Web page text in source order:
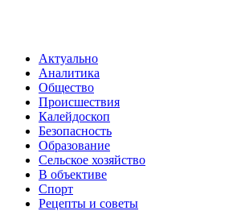
Актуально
Аналитика
Общество
Происшествия
Калейдоскоп
Безопасность
Образование
Сельское хозяйство
В объективе
Спорт
Рецепты и советы